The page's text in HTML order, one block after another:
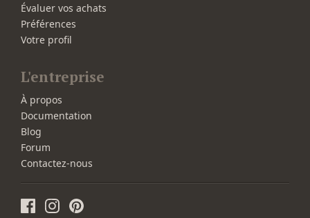
Évaluer vos achats
Préférences
Votre profil
L'entreprise
À propos
Documentation
Blog
Forum
Contactez-nous